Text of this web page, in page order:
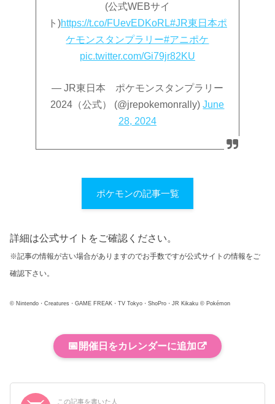
(公式WEBサイ
ト)https://t.co/FUevEDKoRL#JR東日本ポ
ケモンスタンプラリー#アニポケ
pic.twitter.com/Gi79jr82KU
— JR東日本 ポケモンスタンプラリー
2024（公式） (@jrepokemonrally)June
28, 2024
ポケモンの記事一覧
詳細は公式サイトをご確認ください。
※記事の情報が古い場合がありますのでお手数ですが公式サイトの情報をご
確認下さい。
© Nintendo・Creatures・GAME FREAK・TV Tokyo・ShoPro・JR Kikaku © Pokémon
📅 開催日をカレンダーに追加
この記事を書いた人